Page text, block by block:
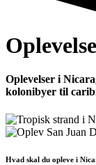
Oplevelser i
kolonibyer til
Hvad skal du opleve i